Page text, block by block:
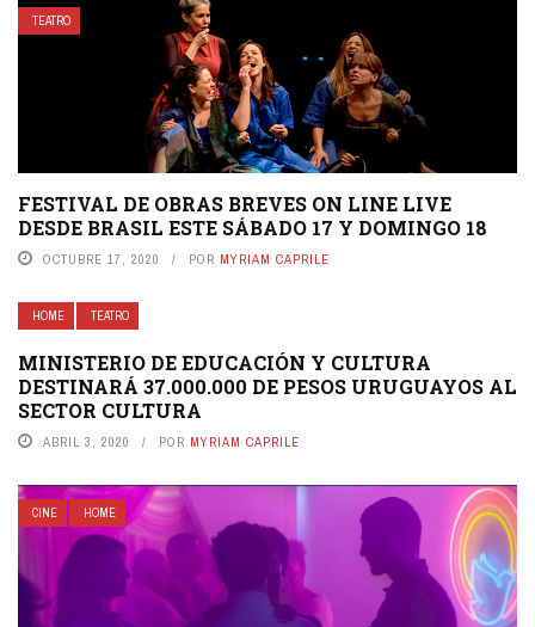
TEATRO
FESTIVAL DE OBRAS BREVES ON LINE LIVE
DESDE BRASIL ESTE SÁBADO 17 Y DOMINGO 18
OCTUBRE 17, 2020 POR MYRIAM CAPRILE
HOME TEATRO
MINISTERIO DE EDUCACIÓN Y CULTURA
DESTINARÁ 37.000.000 DE PESOS URUGUAYOS AL
SECTOR CULTURA
ABRIL 3, 2020 POR MYRIAM CAPRILE
CINE HOME